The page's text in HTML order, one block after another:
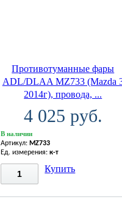
Противотуманные фары
ADL/DLAA MZ733 (Mazda
2014г), провода, ...
4 025 руб.
В наличии
Артикул: MZ733
Ед. измерения:к-т
Купить